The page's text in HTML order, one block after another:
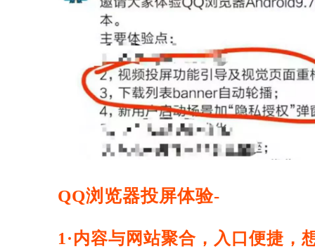
QQ浏览器投屏体验-
1·内容与网站聚合，入口便捷，